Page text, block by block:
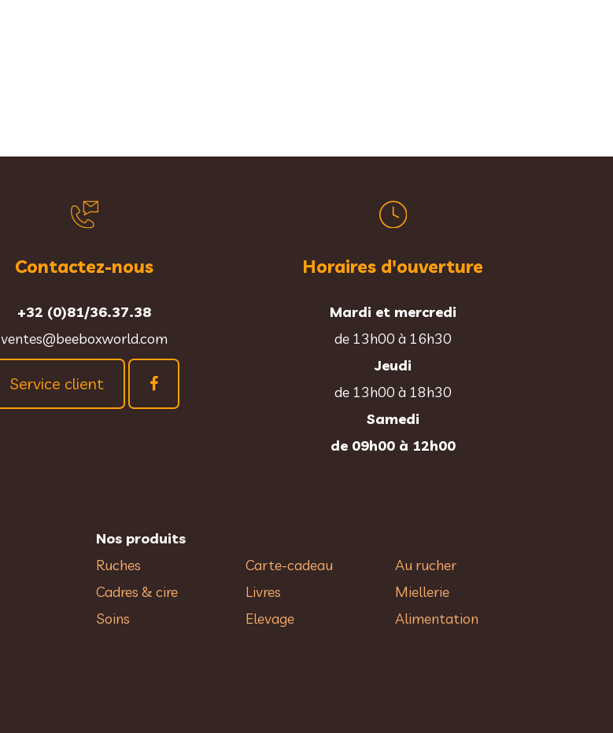
Contactez-nous
+32 (0)81/36.37.38
ventes@beeboxworld.com
Service client
Horaires d'ouverture
Mardi et mercredi
de 13h00 à 16h30
Jeudi
de 13h00 à 18h30
Samedi
de 09h00 à 12h00
Nos produits
Ruches
Cadres & cire
Soins
Carte-cadeau
Livres
Elevage
Au rucher​
Miellerie
Alimentation